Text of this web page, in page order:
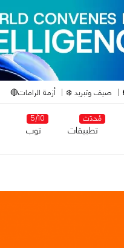
صيف وتبريد ❄️ أزمة الرامات🔴
مُحدّث
تطبيقات
5/10
توب